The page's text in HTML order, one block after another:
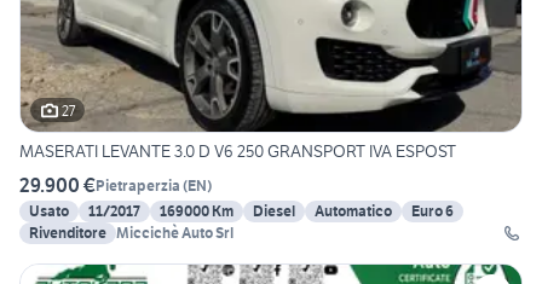
27
MASERATI LEVANTE 3.0 D V6 250 GRANSPORT IVA ESPOST
29.900 €Pietraperzia (EN)
Usato
11/2017 169000 Km Diesel Automatico
Euro 6
Rivenditore Miccichè Auto Srl